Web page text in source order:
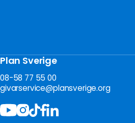
Plan Sverige
08-58 77 55 00
givarservice@plansverige.org